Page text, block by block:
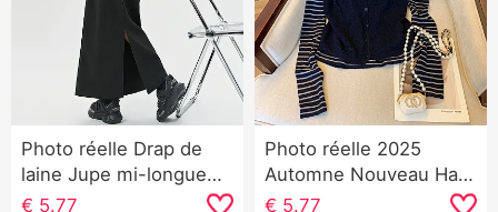
Photo réelle Drap de
laine Jupe mi-longue
Femme 2025 Automne
€ 5.77
Photo réelle 2025
Automne Nouveau Han
Série Ample
€ 5.77